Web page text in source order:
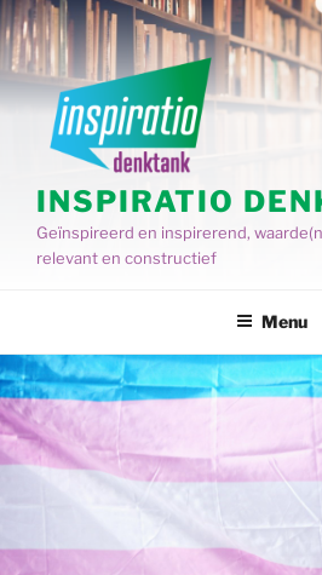
Spring
naar
de
inhoud
INSPIRATIO
Geïnspireerd en inspirerend,
relevant en constructief
Menu